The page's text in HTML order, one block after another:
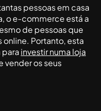
pessoas em casa
o e-commerce está a
de pessoas que
online. Portanto, esta
investir numa loja
vender os seus